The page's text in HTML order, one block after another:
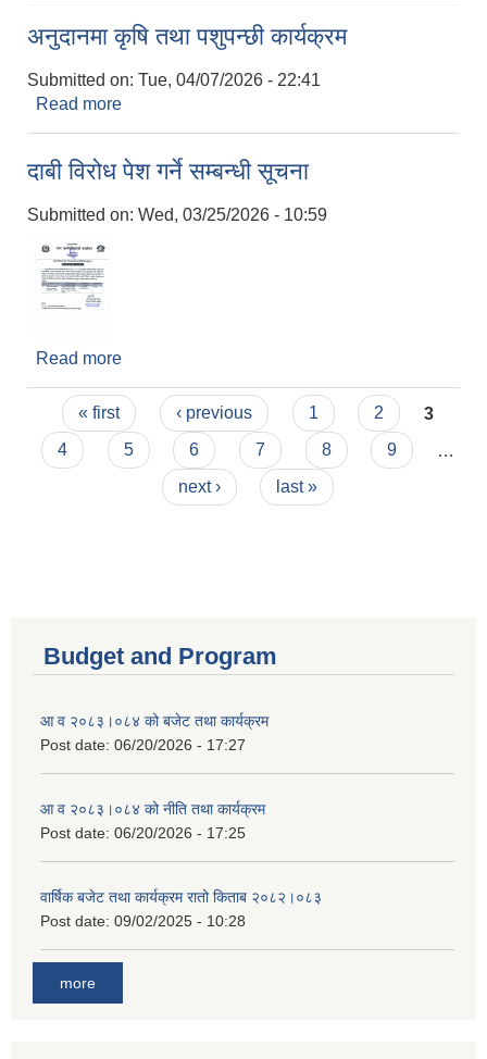
अनुदानमा कृषि तथा पशुपन्छी कार्यक्रम
Submitted on: Tue, 04/07/2026 - 22:41
Read more
दाबी विरोध पेश गर्ने सम्बन्धी सूचना
Submitted on: Wed, 03/25/2026 - 10:59
Read more
Pages
« first ‹ previous 1 2
3
4
5 6 7 8 9
next ›
last »
Budget and Program
आ व २०८३।०८४ को बजेट तथा कार्यक्रम
Post date: 06/20/2026 - 17:27
आ व २०८३।०८४ को नीति तथा कार्यक्रम
Post date: 06/20/2026 - 17:25
वार्षिक बजेट तथा कार्यक्रम रातो किताब २०८२।०८३
Post date: 09/02/2025 - 10:28
more